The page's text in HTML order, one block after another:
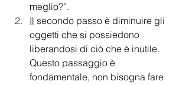
meglio?”.
Il secondo passo è diminuire gli
oggetti che si possiedono
liberandosi di ciò che è inutile.
Questo passaggio è
fondamentale, non bisogna fare